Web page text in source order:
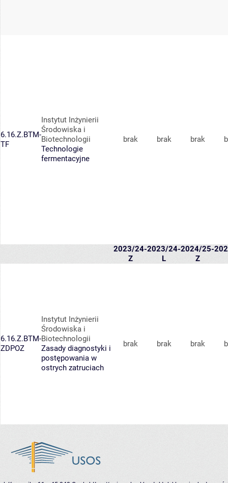
6.16.Z.BTM-
TF
Instytut Inżynierii
Środowiska i
Biotechnologii
Technologie
fermentacyjne
brak brak brak
2023/24-
Z
2023/24-
L
2024/25-
Z
6.16.Z.BTM-
ZDPOZ
Instytut Inżynierii
Środowiska i
Biotechnologii
Zasady diagnostyki i
postępowania w
ostrych zatruciach
brak brak brak